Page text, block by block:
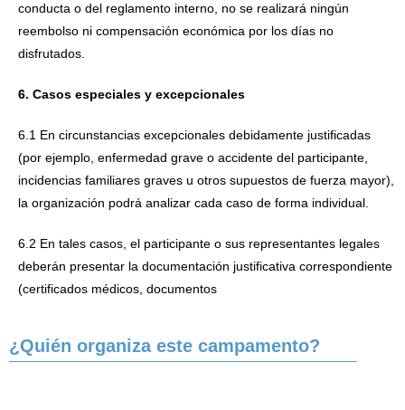
conducta o del reglamento interno, no se realizará ningún
reembolso ni compensación económica por los días no
disfrutados.
6. Casos especiales y excepcionales
6.1 En circunstancias excepcionales debidamente justificadas
(por ejemplo, enfermedad grave o accidente del participante,
incidencias familiares graves u otros supuestos de fuerza mayor),
la organización podrá analizar cada caso de forma individual.
6.2 En tales casos, el participante o sus representantes legales
deberán presentar la documentación justificativa correspondiente
(certificados médicos, documentos
¿Quién organiza este campamento?